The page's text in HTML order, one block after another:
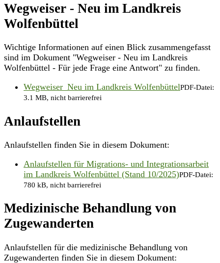
Wegweiser - Neu im Landkreis
Wolfenbüttel
Wichtige Informationen auf einen Blick zusammengefasst
sind im Dokument "Wegweiser - Neu im Landkreis
Wolfenbüttel - Für jede Frage eine Antwort" zu finden.
Wegweiser_Neu im Landkreis WolfenbüttelPDF-Datei:
3.1 MB, nicht barrierefrei
Anlaufstellen
Anlaufstellen finden Sie in diesem Dokument:
Anlaufstellen für Migrations- und Integrationsarbeit
im Landkreis Wolfenbüttel (Stand 10/2025)PDF-Datei:
780 kB, nicht barrierefrei
Medizinische Behandlung von
Zugewanderten
Anlaufstellen für die medizinische Behandlung von
Zugewanderten finden Sie in diesem Dokument: